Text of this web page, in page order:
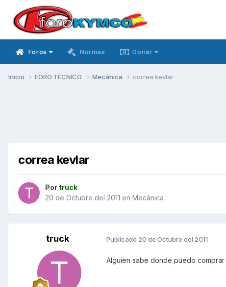
Foros Normas Donar
Inicio FORO TÉCNICO Mecánica correa kevlar
correa kevlar
Por truck
20 de Octubre del 2011 en Mecánica
truck Publicado 20 de Octubre del 2011
Alguien sabe donde puedo